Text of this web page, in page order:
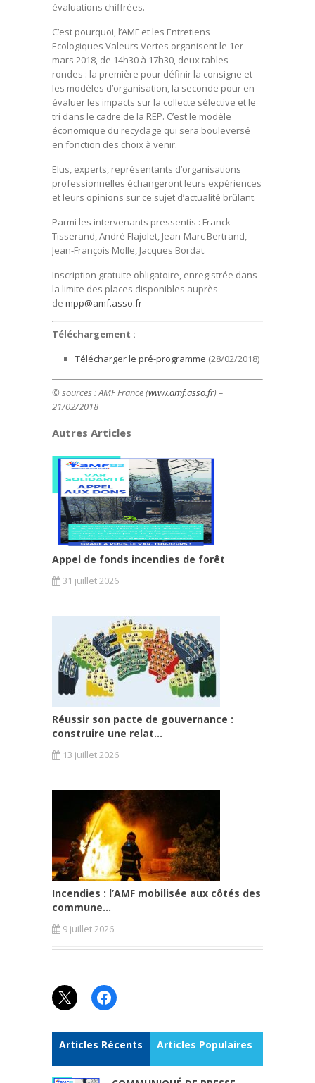
évaluations chiffrées.
C’est pourquoi, l’AMF et les Entretiens
Ecologiques Valeurs Vertes organisent le 1er
mars 2018, de 14h30 à 17h30, deux tables
rondes : la première pour définir la consigne et
les modèles d’organisation, la seconde pour en
évaluer les impacts sur la collecte sélective et le
tri dans le cadre de la REP. C’est le modèle
économique du recyclage qui sera bouleversé
en fonction des choix à venir.
Elus, experts, représentants d’organisations
professionnelles échangeront leurs expériences
et leurs opinions sur ce sujet d’actualité brûlant.
Parmi les intervenants pressentis : Franck
Tisserand, André Flajolet, Jean-Marc Bertrand,
Jean-François Molle, Jacques Bordat.
Inscription gratuite obligatoire, enregistrée dans
la limite des places disponibles auprès
de mpp@amf.asso.fr
Téléchargement :
Télécharger le pré-programme (28/02/2018)
© sources :AMF France (www.amf.asso.fr) –
21/02/2018
Autres Articles
Appel de fonds incendies de forêt
31 juillet 2026
Réussir son pacte de gouvernance :
construire une relat...
13 juillet 2026
Incendies : l’AMF mobilisée aux côtés des
commune...
9 juillet 2026
X Facebook
Articles Récents Articles Populaires